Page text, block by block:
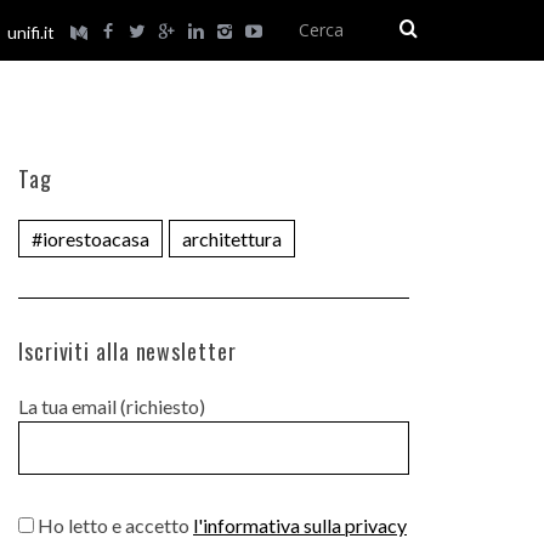
unifi.it
Tag
#iorestoacasa architettura
Iscriviti alla newsletter
La tua email (richiesto)
Ho letto e accetto l'informativa sulla privacy